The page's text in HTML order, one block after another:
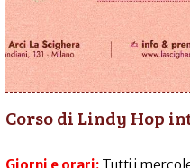
Corso di Lindy Hop